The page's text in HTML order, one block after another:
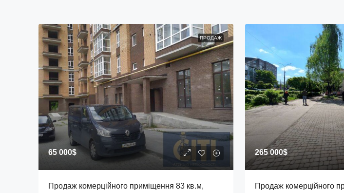
ПРОДАЖ
65 000$
Продаж комерційного приміщення 83 кв.м,
265 000$
Продаж комерційного